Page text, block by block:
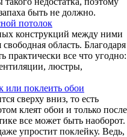
быть не должно.
потолок
конструкций между ними
область. Благодаря
практически все что угодно:
люстры,
или поклеить обои
сверху вниз, то есть
клеят обои и только после
все может быть наоборот.
упростит поклейку. Ведь,